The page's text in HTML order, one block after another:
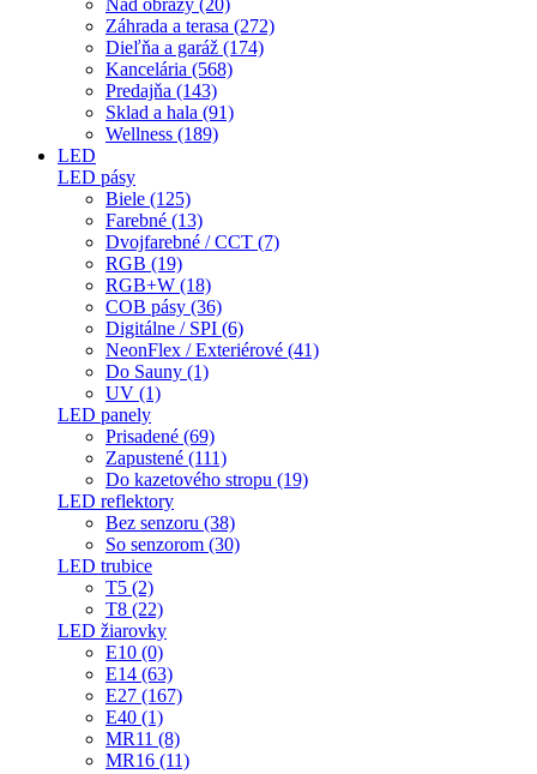
Nad obrazy (20)
Záhrada a terasa (272)
Dieľňa a garáž (174)
Kancelária (568)
Predajňa (143)
Sklad a hala (91)
Wellness (189)
LED
LED pásy
Biele (125)
Farebné (13)
Dvojfarebné / CCT (7)
RGB (19)
RGB+W (18)
COB pásy (36)
Digitálne / SPI (6)
NeonFlex / Exteriérové (41)
Do Sauny (1)
UV (1)
LED panely
Prisadené (69)
Zapustené (111)
Do kazetového stropu (19)
LED reflektory
Bez senzoru (38)
So senzorom (30)
LED trubice
T5 (2)
T8 (22)
LED žiarovky
E10 (0)
E14 (63)
E27 (167)
E40 (1)
MR11 (8)
MR16 (11)